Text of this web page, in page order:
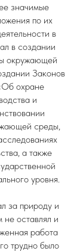
значимые
по их
в
в создании
окружающей
Законов
охране
и
среды,
а также
уровня.
за природу и
оставлял и
работа
трудно было